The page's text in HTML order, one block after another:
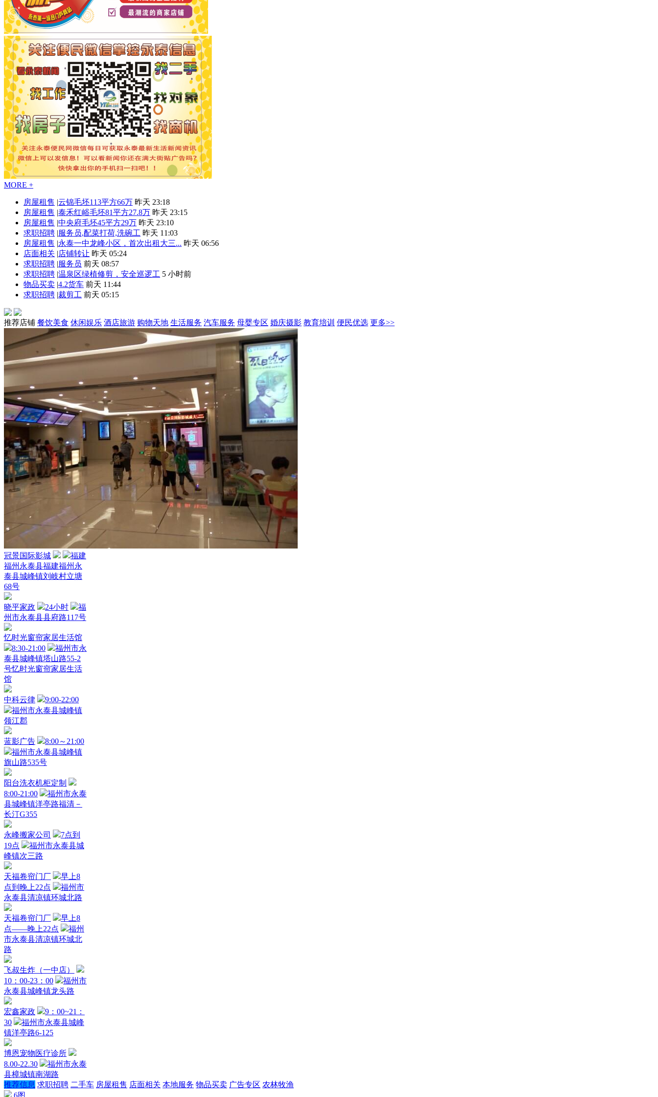
MORE +
房屋租售 |云锦毛坯113平方66万 昨天 23:18
房屋租售 |泰禾红峪毛坯81平方27.8万 昨天 23:15
房屋租售 |中央府毛坯45平方29万 昨天 23:10
求职招聘 |服务员,配菜打荷,洗碗工 昨天 11:03
房屋租售 |永泰一中龙峰小区，首次出租大三... 昨天 06:56
店面相关 |店铺转让 昨天 05:24
求职招聘 |服务员 前天 08:57
求职招聘 |温泉区绿植修剪，安全巡逻工 5 小时前
物品买卖 |4.2货车 前天 11:44
求职招聘 |裁剪工 前天 05:15
推荐店铺 餐饮美食 休闲娱乐 酒店旅游 购物天地 生活服务 汽车服务 母婴专区 婚庆摄影 教育培训 便民优选 更多>>
冠景国际影城
福建
福州永泰县福建福州永
泰县城峰镇刘岐村立塘
68号
晓平家政 24小时
福
州市永泰县县府路117号
忆时光窗帘家居生活馆
8:30-21:00
福州市永
泰县城峰镇塔山路55-2
号忆时光窗帘家居生活
馆
中科云律
9:00-22:00
福州市永泰县城峰镇
领江郡
蓝影广告
8:00～21:00
福州市永泰县城峰镇
旗山路535号
阳台洗衣机柜定制
8:00-21:00
福州市永泰
县城峰镇洋亭路福清－
长汀G355
永峰搬家公司
7点到
19点
福州市永泰县城
峰镇次三路
天福卷帘门厂
早上8
点到晚上22点
福州市
永泰县清凉镇环城北路
天福卷帘门厂
早上8
点——晚上22点
福州
市永泰县清凉镇环城北
路
飞叔生炸（一中店）
10：00-23：00
福州市
永泰县城峰镇龙头路
宏鑫家政
9：00~21：
30
福州市永泰县城峰
镇洋亭路6-125
博恩宠物医疗诊所
8.00-22.30
福州市永泰
县樟城镇南湖路
推荐信息 求职招聘 二手车 房屋租售 店面相关 本地服务 物品买卖 广告专区 农林牧渔
6图